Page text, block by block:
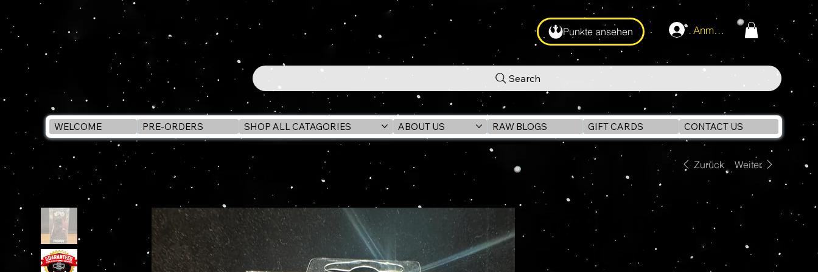
Punkte ansehen Anmelden
Search
WELCOME PRE-ORDERS SHOP ALL CATAGORIES ABOUT US RAW BLOGS GIFT CARDS CONTACT US
WELCOME
FiGPiN DARTH MAUL #1735 Star Wars Celebration Japan 2025 EXCLUSIVE Pin
Zurück Weiter
FiGPiN DARTH
MAUL #1735 Star